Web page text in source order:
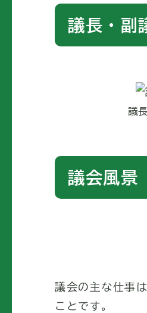
議長・副
議
議会風景
議会の主な仕事
ことです。